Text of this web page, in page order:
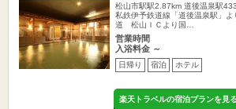
松山市駅駅2.87km 道後温泉駅
私鉄伊予鉄道線「道後温泉駅」
道 松山ＩＣより国…
営業時間
入浴料金 ～
日帰り 宿泊 ホテル
楽天トラベルの宿泊プランを見る